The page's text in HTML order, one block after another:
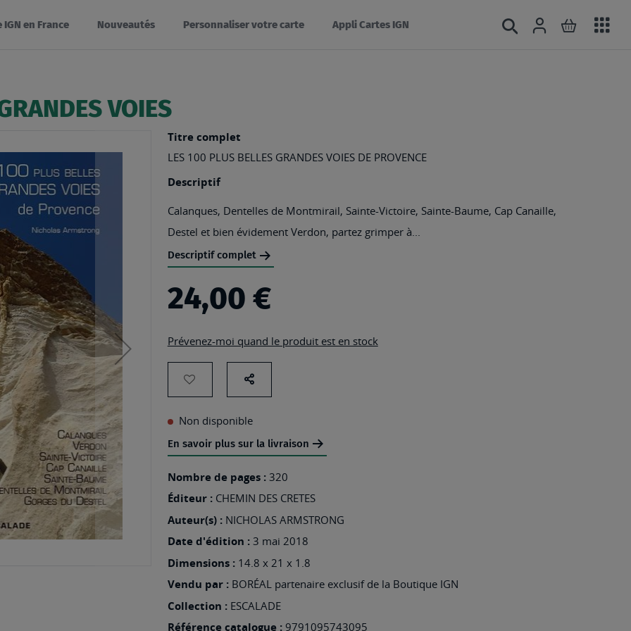
en France Nouveautés Personnaliser votre carte Appli Cartes IGN Rechercher
Connexion
Mon
VOIES
Titre complet
LES 100 PLUS BELLES GRANDES VOIES DE PROVENCE
Descriptif
Calanques, Dentelles de Montmirail, Sainte-Victoire, Sainte-Baume, Cap Canaille,
Destel et bien évidement Verdon, partez grimper à...
Descriptif complet
24,00 €
Prévenez-moi quand le produit est en stock
AJOUTER
LISTE
D’ENVIES
:
LES
100
PLUS
BELLES
GRANDES
VOIES
Partage
les
réseaux
Non disponible
En savoir plus sur la livraison
Nombre de pages : 320
Éditeur : CHEMIN DES CRETES
Auteur(s) : NICHOLAS ARMSTRONG
Date d'édition : 3 mai 2018
Dimensions : 14.8 x 21 x 1.8
Vendu par : BORÉAL partenaire exclusif de la Boutique IGN
Collection : ESCALADE
Référence catalogue : 9791095743095